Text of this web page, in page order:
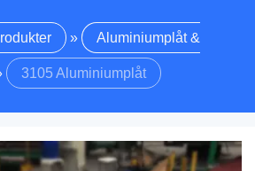
» Aluminiumplåt &
3105 Aluminiumplåt